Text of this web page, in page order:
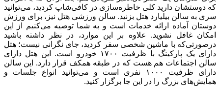
که دوستشان دارید کلی خاطره‌سازی در کافی‌شاپ کردید، می‌توانید
سری به سالن بیلیارد هتل بزنید. سالن ورزشی هتل نیز، برای ورزش
دوستان آماده ارائه خدمات است و به شما توصیه می‌کنیم از این
امکان غافل نشوید. علاوه بر این موارد، در نظر داشته باشید
درصورتی‌که با ماشین شخصی سفر کردید، جای نگرانی نیست؛ هتل
دارای یک پارکینگ با ظرفیت ۱۷۰۰ خودرو است. این هتل دارای
سالن اجتماعات هم هست که در طبقه همکف قرار دارد. این سالن
دارای ظرفیت ۱۰۰۰ نفری است و می‌توانید انواع جلسات و
همایش‌های بزرگ را در این جا برگزار کنید.